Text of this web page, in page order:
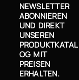
NEWSLETTER
ABONNIEREN
UND DIREKT
UNSEREN
PRODUKTKATAL
OG MIT
PREISEN
ERHALTEN.